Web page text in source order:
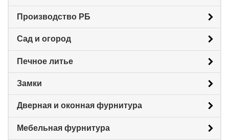
Производство РБ
Сад и огород
Печное литье
Замки
Дверная и оконная фурнитура
Мебельная фурнитура